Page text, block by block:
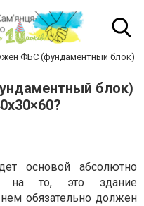
ФБС (фундаментный блок)
блок)
основой абсолютно
на то, это здание
обязательно должен